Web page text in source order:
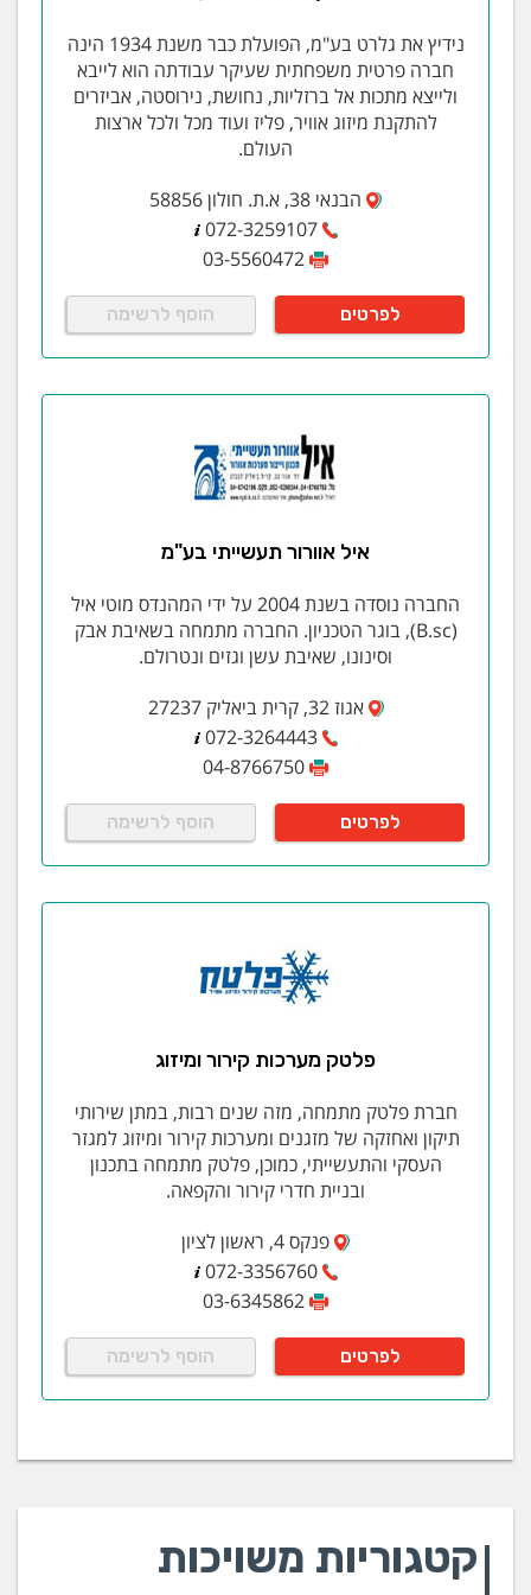
בתחום האלקטרוניקה- סטטוס : הבניה החלה .
בשוטף החברה מנהלת 4 בנייני משרדים המכילים
יחדיו כ 38,000 מ"ר.
נידיץ את גלרט בע"מ, הפועלת כבר משנת 1934 הינה
חברה פרטית משפחתית שעיקר עבודתה הוא לייבא
ולייצא מתכות אל ברזליות, נחושת, נירוסטה, אביזרים
להתקנת מיזוג אוויר, פליז ועוד מכל ולכל ארצות
העולם.
הבנאי 38, א.ת. חולון 58856
072-3259107
03-5560472
לפרטים הוסף לרשימה
איל אוורור תעשייתי בע"מ
החברה נוסדה בשנת 2004 על ידי המהנדס מוטי איל
(B.sc), בוגר הטכניון. החברה מתמחה בשאיבת אבק
וסינונו, שאיבת עשן וגזים ונטרולם.
אגוז 32, קרית ביאליק 27237
072-3264443
04-8766750
לפרטים הוסף לרשימה
פלטק מערכות קירור ומיזוג
חברת פלטק מתמחה, מזה שנים רבות, במתן שירותי
תיקון ואחזקה של מזגנים ומערכות קירור ומיזוג למגזר
העסקי והתעשייתי, כמוכן, פלטק מתמחה בתכנון
ובניית חדרי קירור והקפאה.
פנקס 4, ראשון לציון
072-3356760
03-6345862
לפרטים הוסף לרשימה
קטגוריות משויכות